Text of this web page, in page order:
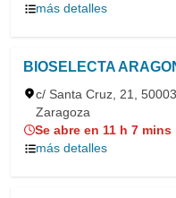
más detalles
BIOSELECTA
c/ Santa Cruz, 21,
Zaragoza
Se abre en 11 h 7 mins
más detalles